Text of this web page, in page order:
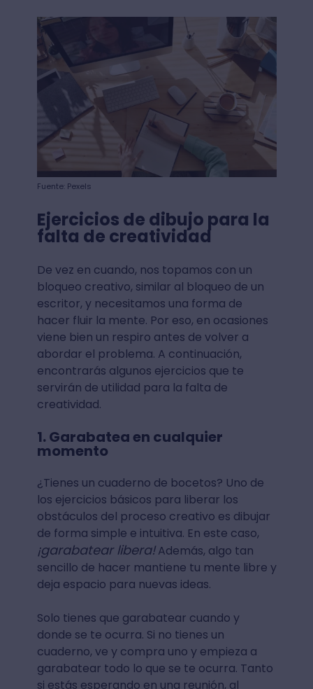
Fuente: Pexels
Ejercicios de dibujo para la
falta de creatividad
De vez en cuando, nos topamos con un
bloqueo creativo, similar al bloqueo de un
escritor, y necesitamos una forma de
hacer fluir la mente. Por eso, en ocasiones
viene bien un respiro antes de volver a
abordar el problema. A continuación,
encontrarás algunos ejercicios que te
servirán de utilidad para la falta de
creatividad.
1. Garabatea en cualquier
momento
¿Tienes un cuaderno de bocetos? Uno de
los ejercicios básicos para liberar los
obstáculos del proceso creativo es dibujar
de forma simple e intuitiva. En este caso,
¡garabatear libera!Además, algo tan
sencillo de hacer mantiene tu mente libre y
deja espacio para nuevas ideas.
Solo tienes que garabatear cuando y
donde se te ocurra. Si no tienes un
cuaderno, ve y compra uno y empieza a
garabatear todo lo que se te ocurra. Tanto
si estás esperando en una reunión, al